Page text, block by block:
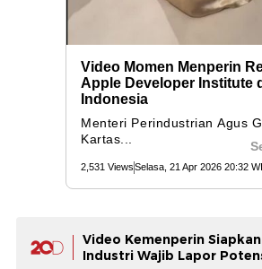
Video Kemenperin
Industri Wajib Lapor